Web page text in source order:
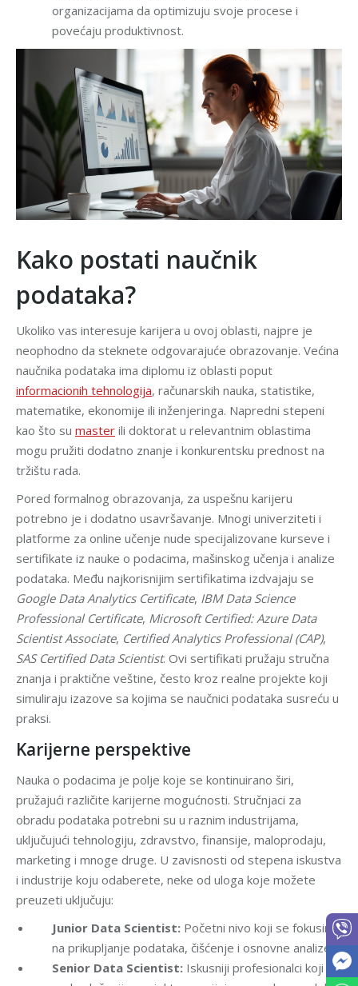
organizacijama da optimizuju svoje procese i
povećaju produktivnost.
Kako postati naučnik
podataka?
Ukoliko vas interesuje karijera u ovoj oblasti, najpre je
neophodno da steknete odgovarajuće obrazovanje. Većina
naučnika podataka ima diplomu iz oblasti poput
informacionih tehnologija, računarskih nauka, statistike,
matematike, ekonomije ili inženjeringa. Napredni stepeni
kao što su master ili doktorat u relevantnim oblastima
mogu pružiti dodatno znanje i konkurentsku prednost na
tržištu rada.
Pored formalnog obrazovanja, za uspešnu karijeru
potrebno je i dodatno usavršavanje. Mnogi univerziteti i
platforme za online učenje nude specijalizovane kurseve i
sertifikate iz nauke o podacima, mašinskog učenja i analize
podataka. Među najkorisnijim sertifikatima izdvajaju se
Google Data Analytics Certificate, IBM Data Science
Professional Certificate, Microsoft Certified: Azure Data
Scientist Associate, Certified Analytics Professional (CAP),
SAS Certified Data Scientist. Ovi sertifikati pružaju stručna
znanja i praktične veštine, često kroz realne projekte koji
simuliraju izazove sa kojima se naučnici podataka susreću u
praksi.
Karijerne perspektive
Nauka o podacima je polje koje se kontinuirano širi,
pružajući različite karijerne mogućnosti. Stručnjaci za
obradu podataka potrebni su u raznim industrijama,
uključujući tehnologiju, zdravstvo, finansije, maloprodaju,
marketing i mnoge druge. U zavisnosti od stepena iskustva
i industrije koju odaberete, neke od uloga koje možete
preuzeti uključuju:
Junior Data Scientist: Početni nivo koji se fokusira
na prikupljanje podataka, čišćenje i osnovne analize.
Senior Data Scientist: Iskusniji profesionalci koji